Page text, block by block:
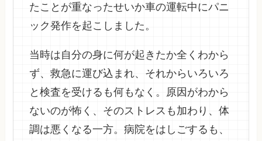
たことが重なったせいか車の運転中にパニ
ック発作を起こしました。
当時は自分の身に何が起きたか全くわから
ず、救急に運び込まれ、それからいろいろ
と検査を受けるも何もなく。原因がわから
ないのが怖く、そのストレスも加わり、体
調は悪くなる一方。病院をはしごするも、